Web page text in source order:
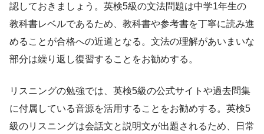
認しておきましょう。英検5級の文法問題は中学1年生の
教科書レベルであるため、教科書や参考書を丁寧に読み進
めることが合格への近道となる。文法の理解があいまいな
部分は繰り返し復習することをお勧めする。
リスニングの勉強では、英検5級の公式サイトや過去問集
に付属している音源を活用することをお勧めする。英検5
級のリスニングは会話文と説明文が出題されるため、日常